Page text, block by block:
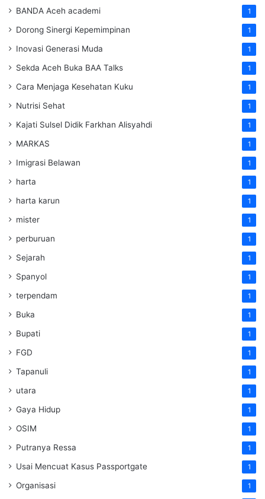
BANDA Aceh academi 1
Dorong Sinergi Kepemimpinan 1
Inovasi Generasi Muda 1
Sekda Aceh Buka BAA Talks 1
Cara Menjaga Kesehatan Kuku 1
Nutrisi Sehat 1
Kajati Sulsel Didik Farkhan Alisyahdi 1
MARKAS 1
Imigrasi Belawan 1
harta 1
harta karun 1
mister 1
perburuan 1
Sejarah 1
Spanyol 1
terpendam 1
Buka 1
Bupati 1
FGD 1
Tapanuli 1
utara 1
Gaya Hidup 1
OSIM 1
Putranya Ressa 1
Usai Mencuat Kasus Passportgate 1
Organisasi 1